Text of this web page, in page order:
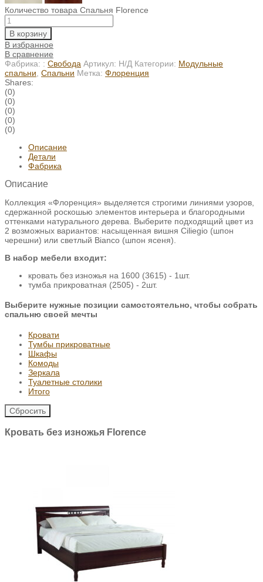
Количество товара Спальня Florence
В корзину
В избранное
В сравнение
Фабрика: : Свобода Артикул: Н/Д Категории: Модульные
спальни Спальни Метка: Флоренция
Shares:
(0)
(0)
(0)
(0)
(0)
Описание
Детали
Фабрика
Описание
Коллекция «Флоренция» выделяется строгими линиями узоров,
сдержанной роскошью элементов интерьера и благородными
оттенками натурального дерева. Выберите подходящий цвет из
2 возможных вариантов: насыщенная вишня Ciliegio (шпон
черешни) или светлый Bianco (шпон ясеня).
В набор мебели входит:
кровать без изножья на 1600 (3615) - 1шт.
тумба прикроватная (2505) - 2шт.
Выберите нужные позиции самостоятельно, чтобы собрать
спальню своей мечты
Кровати
Тумбы прикроватные
Шкафы
Комоды
Зеркала
Туалетные столики
Итого
Сбросить
Кровать без изножья Florence